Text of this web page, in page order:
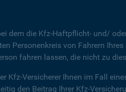
dem die Kfz-Haftpflicht- und/
Personenkreis von Fahrern
fahren lassen, die nicht zu
Kfz-Versicherer Ihnen im Fall
den Beitrag Ihrer Kfz-